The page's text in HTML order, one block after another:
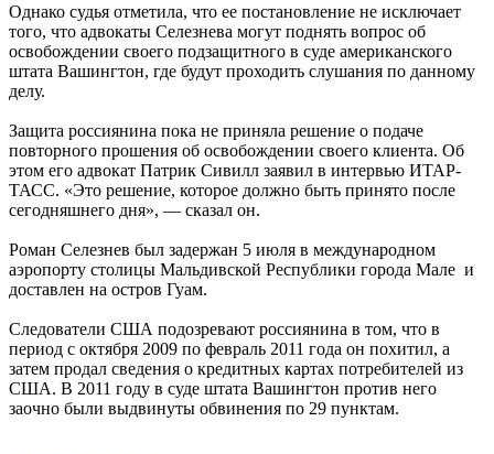
Однако судья отметила, что ее постановление не исключает
того, что адвокаты Селезнева могут поднять вопрос об
освобождении своего подзащитного в суде американского
штата Вашингтон, где будут проходить слушания по данному
делу.
Защита россиянина пока не приняла решение о подаче
повторного прошения об освобождении своего клиента. Об
этом его адвокат Патрик Сивилл заявил в интервью ИТАР-
ТАСС. «Это решение, которое должно быть принято после
сегодняшнего дня», — сказал он.
Роман Селезнев был задержан 5 июля в международном
аэропорту столицы Мальдивской Республики города Мале и
доставлен на остров Гуам.
Следователи США подозревают россиянина в том, что в
период с октября 2009 по февраль 2011 года он похитил, а
затем продал сведения о кредитных картах потребителей из
США. В 2011 году в суде штата Вашингтон против него
заочно были выдвинуты обвинения по 29 пунктам.